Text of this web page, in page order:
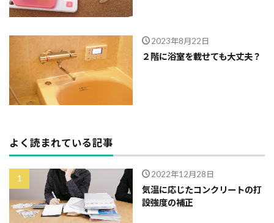
2023年8月22日
２階に浴室を載せても大丈夫？
よく読まれている記事
2022年12月28日
気温に応じたコンクリートの打
設強度の補正